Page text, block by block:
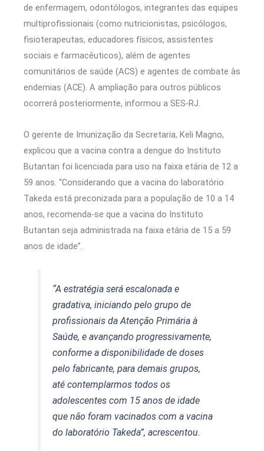
de enfermagem, odontólogos, integrantes das equipes
multiprofissionais (como nutricionistas, psicólogos,
fisioterapeutas, educadores físicos, assistentes
sociais e farmacêuticos), além de agentes
comunitários de saúde (ACS) e agentes de combate às
endemias (ACE). A ampliação para outros públicos
ocorrerá posteriormente, informou a SES-RJ.
O gerente de Imunização da Secretaria, Keli Magno,
explicou que a vacina contra a dengue do Instituto
Butantan foi licenciada para uso na faixa etária de 12 a
59 anos. “Considerando que a vacina do laboratório
Takeda está preconizada para a população de 10 a 14
anos, recomenda-se que a vacina do Instituto
Butantan seja administrada na faixa etária de 15 a 59
anos de idade”.
“A estratégia será escalonada e
gradativa, iniciando pelo grupo de
profissionais da Atenção Primária à
Saúde, e avançando progressivamente,
conforme a disponibilidade de doses
pelo fabricante, para demais grupos,
até contemplarmos todos os
adolescentes com 15 anos de idade
que não foram vacinados com a vacina
do laboratório Takeda”, acrescentou.